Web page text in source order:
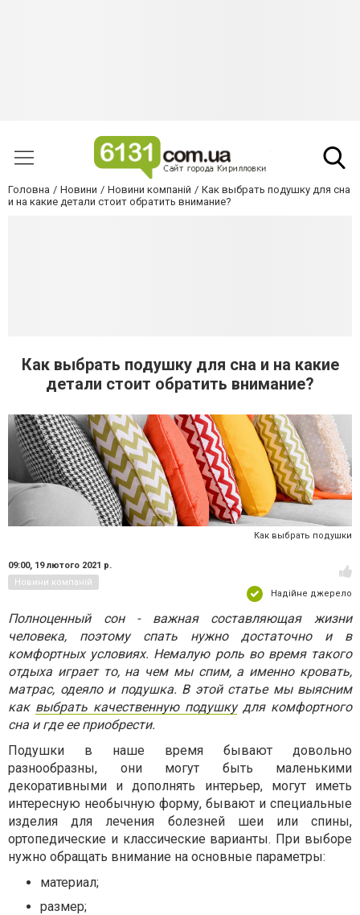
Головна Новини Новини компаній
Как выбрать подушку для сна
и на какие детали стоит обратить внимание?
Как выбрать подушку для сна и на какие
детали стоит обратить внимание?
Как выбрать подушки
09:00, 19 лютого 2021 р.
Новини компаній
Надійне джерело
Полноценный сон - важная составляющая жизни
человека, поэтому спать нужно достаточно и в
комфортных условиях. Немалую роль во время такого
отдыха играет то, на чем мы спим, а именно кровать,
матрас, одеяло и подушка. В этой статье мы выясним
как выбрать качественную подушкудля комфортного
сна и где ее приобрести.
Подушки в наше время бывают довольно
разнообразны, они могут быть маленькими
декоративными и дополнять интерьер, могут иметь
интересную необычную форму, бывают и специальные
изделия для лечения болезней шеи или спины,
ортопедические и классические варианты. При выборе
нужно обращать внимание на основные параметры:
материал;
размер;